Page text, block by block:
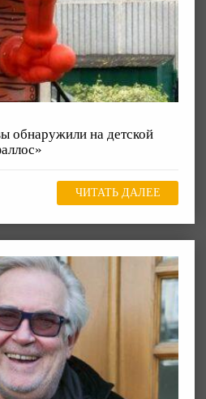
на детской
ЧИТАТЬ ДАЛЕЕ